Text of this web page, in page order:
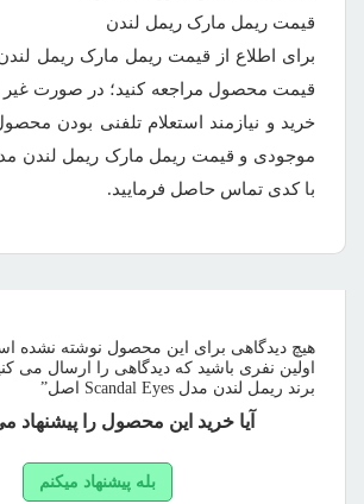
قیمت ریمل مارک ریمل لندن
برای اطلاع از قیمت ریمل مارک ریمل
قیمت محصول مراجعه کنید؛ در صورت غیر
خرید و نیازمند استعلام تلفنی بودن
با کدی تماس حاصل فرمایید.
هیچ دیدگاهی برای این محصول نوشته نشده
اولین نفری باشید که دیدگاهی را ارسال می
برند ریمل لندن مدل Scandal Eyes اصل”
آیا خرید این محصول را پیشنهاد
بله پیشنهاد میکنم